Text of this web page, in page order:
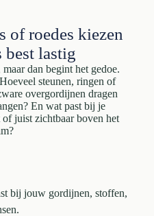
of roedes kiezen
lastig
dan begint het gedoe.
steunen, ringen of
overgordijnen dragen
En wat past bij je
juist zichtbaar boven het
bij jouw gordijnen, stoffen,